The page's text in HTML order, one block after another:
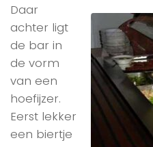
Daar
achter ligt
de bar in
de vorm
van een
hoefijzer.
Eerst lekker
een biertje